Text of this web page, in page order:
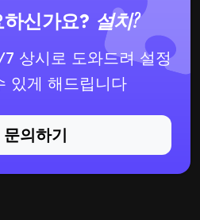
신가요? 설치?
상시로 도와드려 설정
있게 해드립니다
문의하기